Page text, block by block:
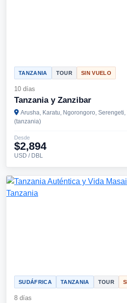
TANZANIA TOUR SIN VUELO
10 días
Tanzania y Zanzibar
Arusha, Karatu, Ngorongoro,
(tanzania)
Desde
$2,894
USD / DBL
SUDÁFRICA TANZANIA TOUR
8 días